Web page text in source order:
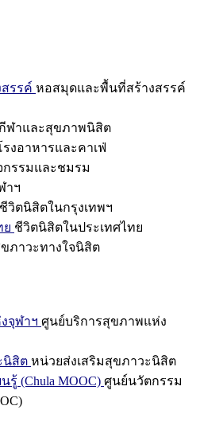
รรค์ หอสมุดและพื้นที่สร้างสรรค์
กีฬาและสุขภาพนิสิต
รงอาหารและคาเฟ่
กรรมและชมรม
าฯ
ชีวิตนิสิตในกรุงเทพฯ
ย ชีวิตนิสิตในประเทศไทย
ภาวะทางใจนิสิต
จุฬาฯ ศูนย์บริการสุขภาพแห่ง
นิสิต หน่วยส่งเสริมสุขภาวะนิสิต
(Chula MOOC) ศูนย์นวัตกรรม